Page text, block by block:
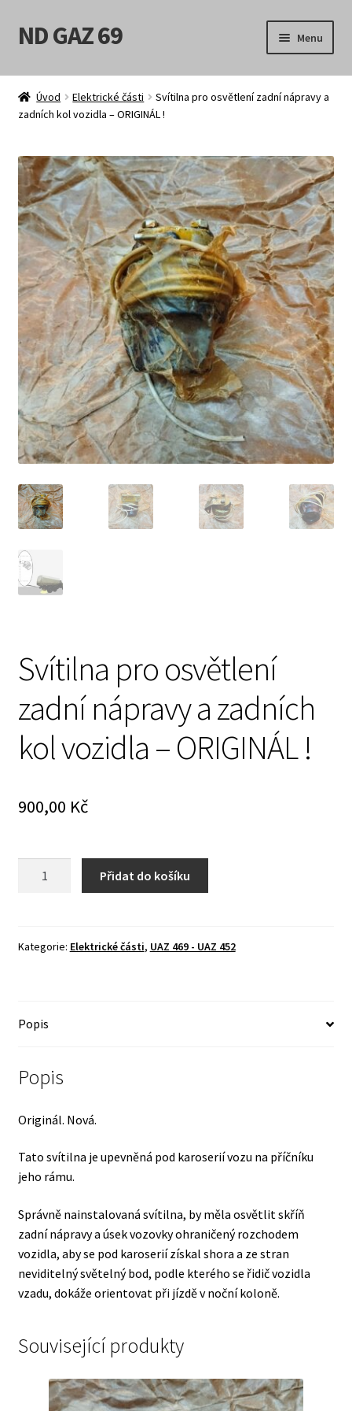
Přeskočit
na
Přejít
k
webu
ND GAZ 69 Menu
Úvodní stránka
Můj účet
Obchod
Košík
Pokladna
Možnosti doručení
Obchodní podmínky
Prodávající – kontaktní informace
Způsoby úhrady
O nás
Úvod Elektrické části
Svítilna pro osvětlení zadní nápravy a
zadních kol vozidla – ORIGINÁL !
Svítilna pro osvětlení
zadní nápravy a zadních
kol vozidla – ORIGINÁL !
900,00 Kč
nápravy
vozidla
!
Přidat do košíku
Kategorie: Elektrické části, UAZ 469 - UAZ 452
Popis
Popis
Originál. Nová.
Tato svítilna je upevněná pod karoserií vozu na příčníku
jeho rámu.
Správně nainstalovaná svítilna, by měla osvětlit skříň
zadní nápravy a úsek vozovky ohraničený rozchodem
vozidla, aby se pod karoserií získal shora a ze stran
neviditelný světelný bod, podle kterého se řidič vozidla
vzadu, dokáže orientovat při jízdě v noční koloně.
Související produkty